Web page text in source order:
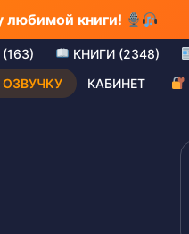
любимой книги!
КНИГИ (2348)
ОЗВУЧКУ
КАБИНЕТ